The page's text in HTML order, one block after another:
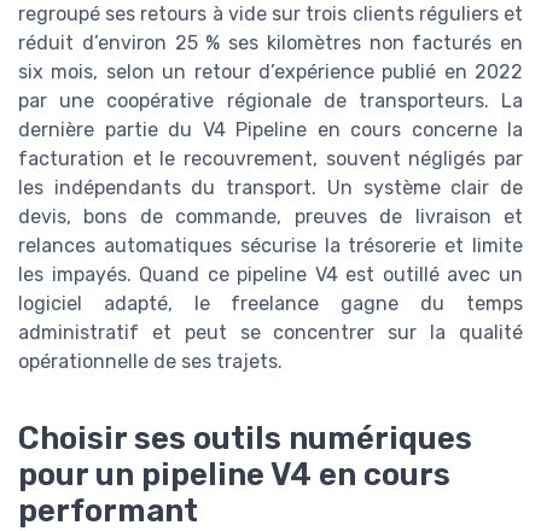
regroupé ses retours à vide sur trois clients réguliers et
réduit d’environ 25 % ses kilomètres non facturés en
six mois, selon un retour d’expérience publié en 2022
par une coopérative régionale de transporteurs. La
dernière partie du V4 Pipeline en cours concerne la
facturation et le recouvrement, souvent négligés par
les indépendants du transport. Un système clair de
devis, bons de commande, preuves de livraison et
relances automatiques sécurise la trésorerie et limite
les impayés. Quand ce pipeline V4 est outillé avec un
logiciel adapté, le freelance gagne du temps
administratif et peut se concentrer sur la qualité
opérationnelle de ses trajets.
Choisir ses outils numériques
pour un pipeline V4 en cours
performant